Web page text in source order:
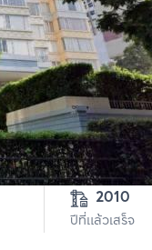
2010
ปีที่แล้วเสร็จ